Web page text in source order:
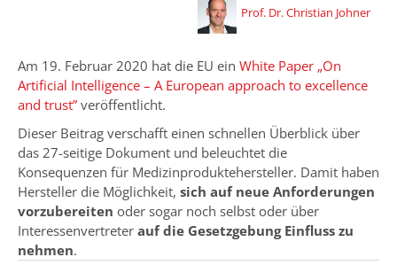
Prof. Dr. Christian Johner
Am 19. Februar 2020 hat die EU ein White Paper „On
Artificial Intelligence – A European approach to excellence
and trust” veröffentlicht.
Dieser Beitrag verschafft einen schnellen Überblick über
das 27-seitige Dokument und beleuchtet die
Konsequenzen für Medizinprodukte­hersteller. Damit haben
Hersteller die Möglichkeit, sich auf neue Anforderungen
vorzubereiten oder sogar noch selbst oder über
Interessenvertreter auf die Gesetzgebung Einfluss zu
nehmen.